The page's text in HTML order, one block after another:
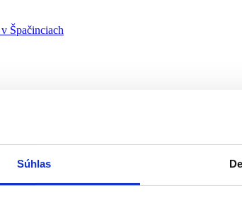
Súhlas